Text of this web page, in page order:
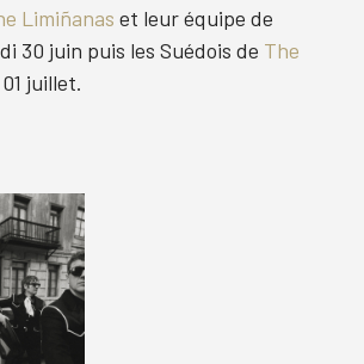
Limiñanas et leur équipe de
30 juin puis les Suédois de The
juillet.